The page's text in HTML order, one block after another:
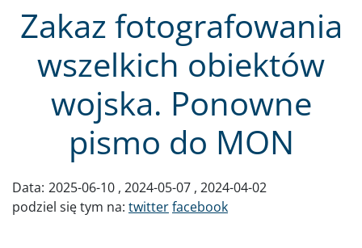
Zakaz fotografowania
wszelkich obiektów
wojska. Ponowne
pismo do MON
Data: 2025-06-10 2024-05-07 2024-04-02
podziel się tym na: twitterfacebook